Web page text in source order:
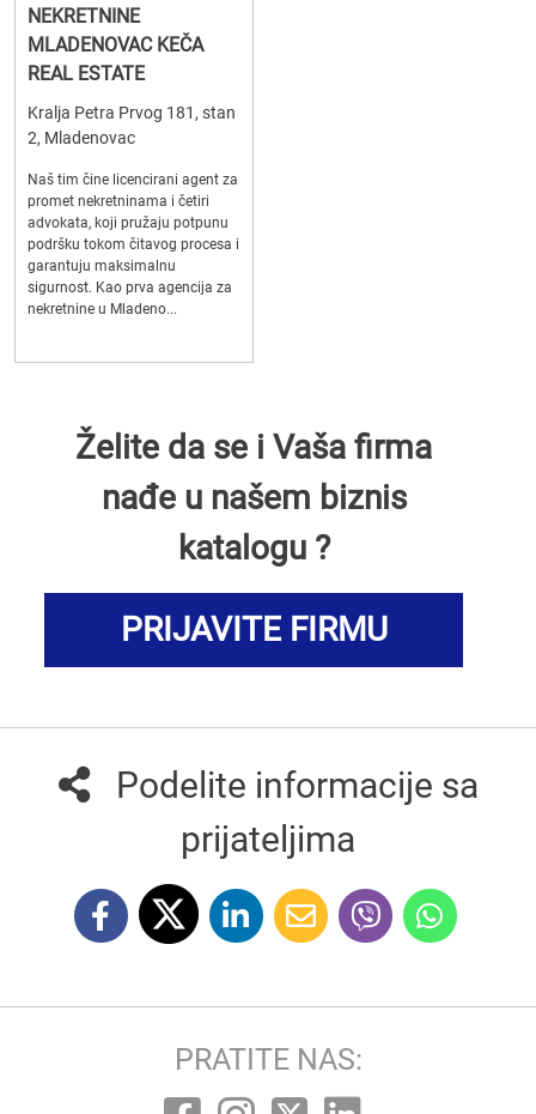
NEKRETNINE
MLADENOVAC KEČA
REAL ESTATE
Kralja Petra Prvog 181, stan
2, Mladenovac
Naš tim čine licencirani agent za
promet nekretninama i četiri
advokata, koji pružaju potpunu
podršku tokom čitavog procesa i
garantuju maksimalnu
sigurnost. Kao prva agencija za
nekretnine u Mladeno...
Želite da se i Vaša firma
nađe u našem biznis
katalogu ?
PRIJAVITE FIRMU
Podelite informacije sa
prijateljima
PRATITE NAS: